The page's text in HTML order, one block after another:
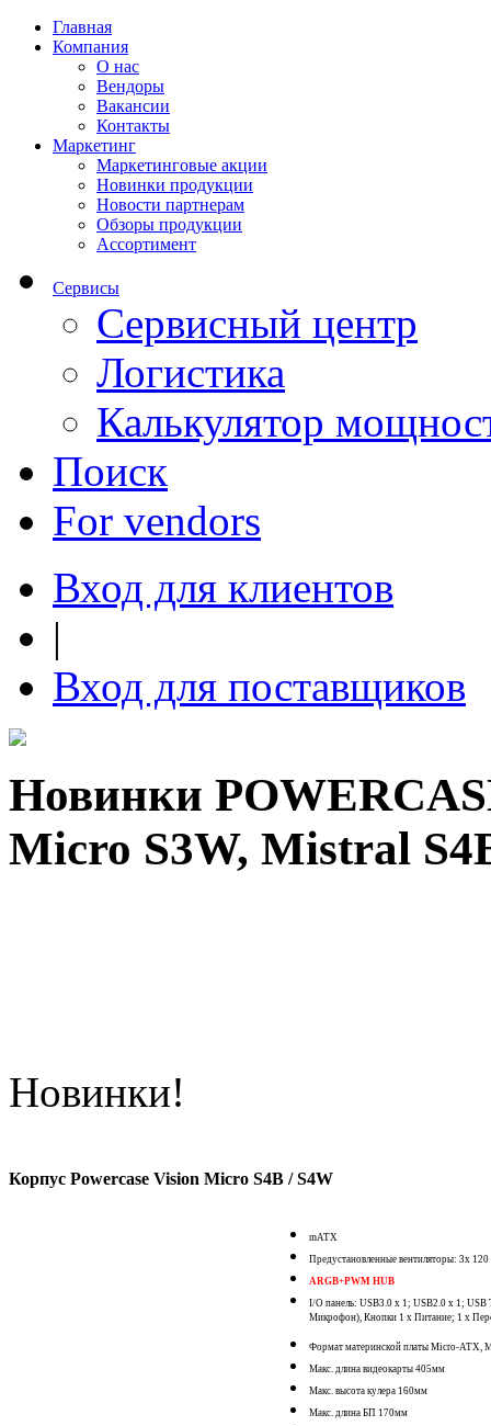
Главная
Компания
О нас
Вендоры
Вакансии
Контакты
Маркетинг
Маркетинговые акции
Новинки продукции
Новости партнерам
Обзоры продукции
Ассортимент
Сервисы
Сервисный центр
Логистика
Калькулятор
Поиск
For vendors
Вход для клиентов
|
Вход для поставщиков
Новинки
Micro S3W, Mistral
Новинки!
Корпус Powercase Vision Micro S4B / S4W
mATX
Предустановленные вентиляторы: 3x
ARGB+PWM HUB
I/O панель: USB3.0 x 1; USB2.0 x 1;
Микрофон), Кнопки 1 x Питание; 1 x
Формат материнской платы Micro-ATX,
Макс. длина видеокарты 405мм
Макс. высота кулера 160мм
Макс. длина БП 170мм